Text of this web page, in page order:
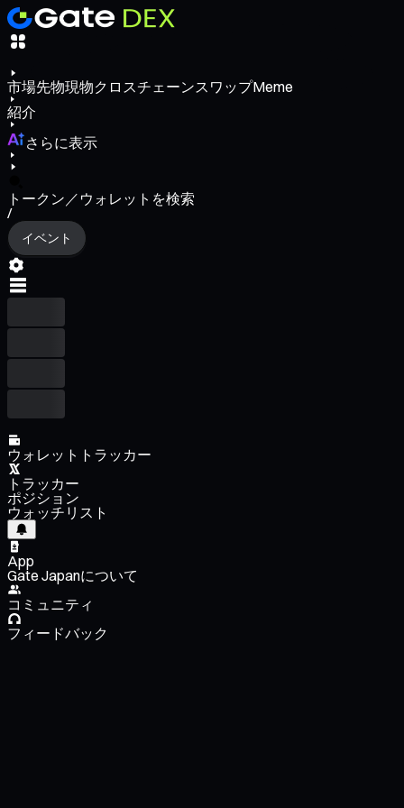
市場先物現物クロスチェーンスワップMeme
紹介
さらに表示
トークン／ウォレットを検索
/
イベント
ウォレットトラッカー
トラッカー
ポジション
ウォッチリスト
App
Gate Japanについて
コミュニティ
フィードバック